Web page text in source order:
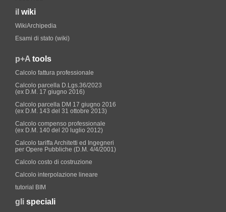
il wiki
WikiArchipedia
Esami di stato (wiki)
p+A tools
Calcolo fattura professionale
Calcolo parcella D.Lgs.36/2023
(ex D.M. 17 giugno 2016)
Calcolo parcella DM 17 giugno 2016
(ex D.M. 143 del 31 ottobre 2013)
Calcolo compenso professionale
(ex D.M. 140 del 20 luglio 2012)
Calcolo tariffa Architetti ed Ingegneri
per Opere Pubbliche (D.M. 4/4/2001)
Calcolo costo di costruzione
Calcolo interpolazione lineare
tutorial BIM
gli speciali